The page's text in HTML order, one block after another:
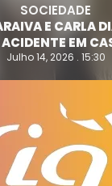
MOTO-QUATRO
MORTOS E
ESTADO GRAVE
Julho 13, 2026 . 21:58